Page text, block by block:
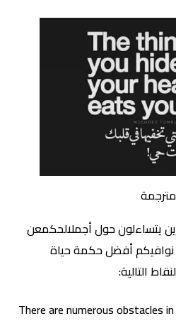
يتساءلون حول أجملالحكمعن
نوافيكم أفضل حكمة حياة
التالية:
There are numerous obstacles